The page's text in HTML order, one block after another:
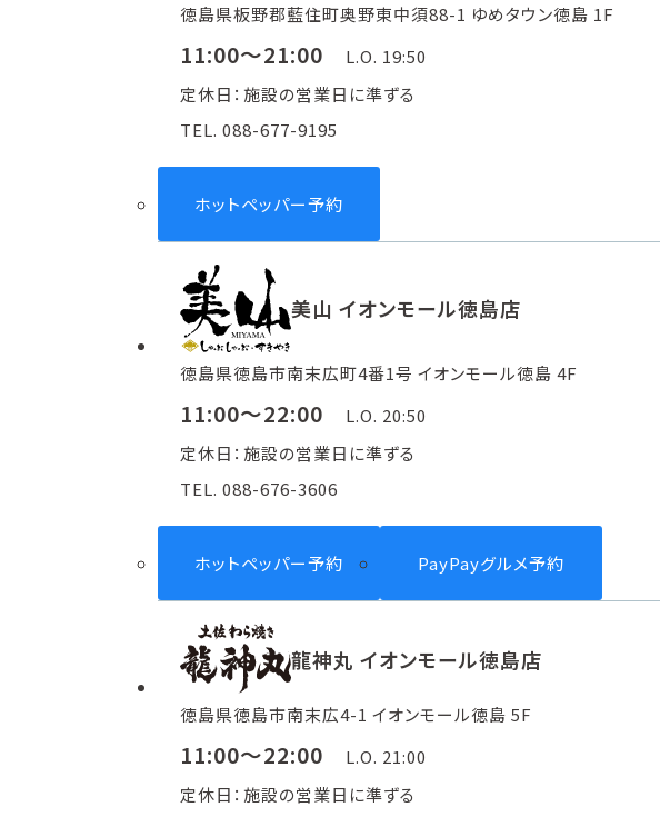
徳島県板野郡藍住町奥野東中須88-1 ゆめタウン徳島 1F
11:00～21:00
L.O. 19:50
定休日：施設の営業日に準ずる
TEL. 088-677-9195
ホットペッパー予約
美山 イオンモール徳島店
徳島県徳島市南末広町4番1号 イオンモール徳島 4F
11:00～22:00
L.O. 20:50
定休日：施設の営業日に準ずる
TEL. 088-676-3606
ホットペッパー予約 PayPayグルメ予約
龍神丸 イオンモール徳島店
徳島県徳島市南末広4-1 イオンモール徳島 5F
11:00～22:00
L.O. 21:00
定休日：施設の営業日に準ずる